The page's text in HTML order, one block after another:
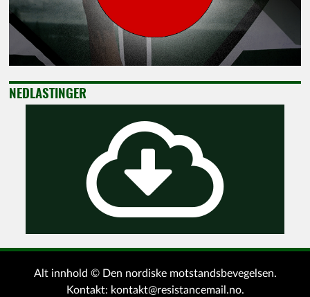
NEDLASTINGER
Alt innhold © Den nordiske motstandsbevegelsen.
Kontakt: kontakt@resistancemail.no.